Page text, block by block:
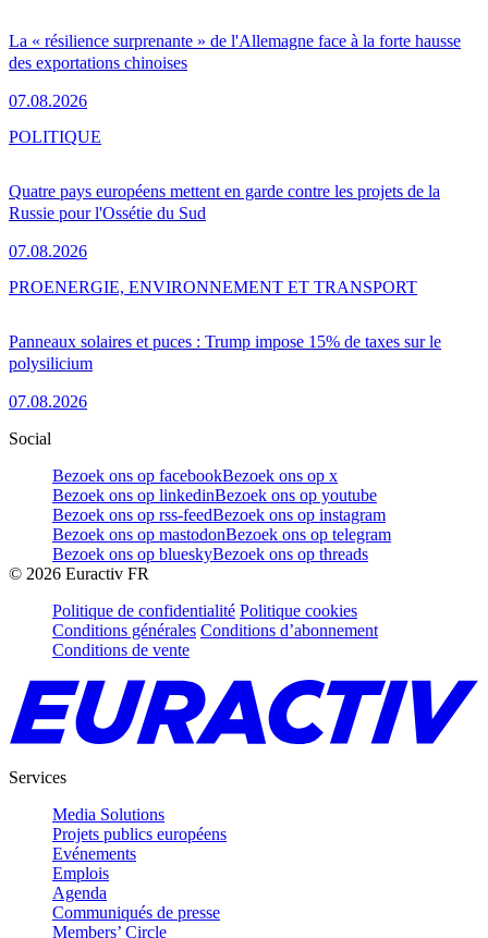
La « résilience surprenante » de l'Allemagne face à la forte hausse
des exportations chinoises
07.08.2026
Quatre pays européens mettent en garde contre les projets de la
Russie pour l'Ossétie du Sud
07.08.2026
POLITIQUE
Panneaux solaires et puces : Trump impose 15% de taxes sur le
polysilicium
07.08.2026
PROENERGIE, ENVIRONNEMENT ET TRANSPORT
Social
Bezoek ons op facebookBezoek ons op x
Bezoek ons op linkedinBezoek ons op youtube
Bezoek ons op rss-feedBezoek ons op instagram
Bezoek ons op mastodonBezoek ons op telegram
Bezoek ons op blueskyBezoek ons op threads
© 2026 Euractiv FR
Politique de confidentialité Politique cookies
Conditions générales Conditions d’abonnement
Conditions de vente
Services
Media Solutions
Projets publics européens
Evénements
Emplois
Agenda
Communiqués de presse
Members’ Circle